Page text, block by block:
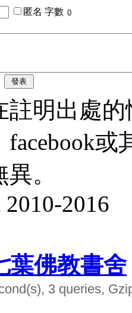
匿名 字數
發表
註明出處
。
2016
葉佛教書舍
3 queries,